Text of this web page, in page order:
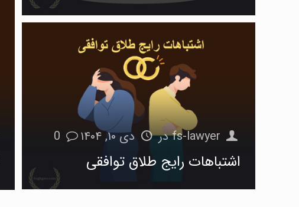
fs-lawyerدر دی ۱۰, ۱۴۰۴ 0
اشتباهات رایج طلاق توافقی